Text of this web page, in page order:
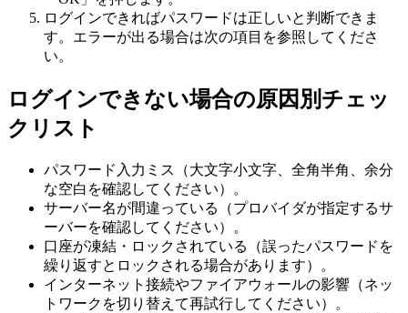
ログインできればパスワードは正しいと判断できま
す。エラーが出る場合は次の項目を参照してくださ
い。
ログインできない場合の原因別チェッ
クリスト
パスワード入力ミス（大文字小文字、全角半角、余分
な空白を確認してください）。
サーバー名が間違っている（プロバイダが指定するサ
ーバーを確認してください）。
口座が凍結・ロックされている（誤ったパスワードを
繰り返すとロックされる場合があります）。
インターネット接続やファイアウォールの影響（ネッ
トワークを切り替えて再試行してください）。